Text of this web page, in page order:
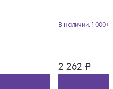
В наличии: 1 000+
2 262 ₽